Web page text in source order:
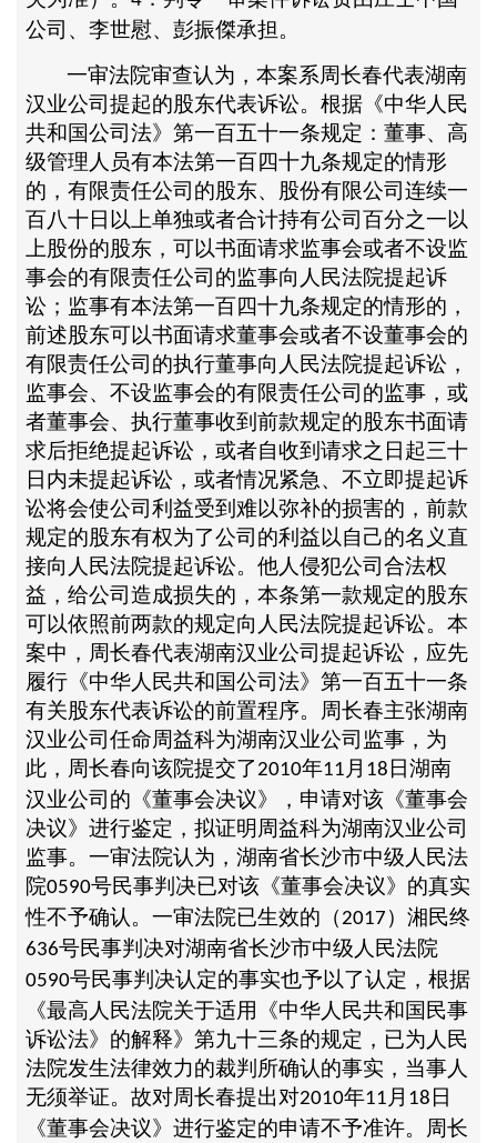
公司、李世慰、彭振傑承担。
一审法院审查认为，本案系周长春代表湖南
汉业公司提起的股东代表诉讼。根据《中华人民
共和国公司法》第一百五十一条规定：董事、高
级管理人员有本法第一百四十九条规定的情形
的，有限责任公司的股东、股份有限公司连续一
百八十日以上单独或者合计持有公司百分之一以
上股份的股东，可以书面请求监事会或者不设监
事会的有限责任公司的监事向人民法院提起诉
讼；监事有本法第一百四十九条规定的情形的，
前述股东可以书面请求董事会或者不设董事会的
有限责任公司的执行董事向人民法院提起诉讼，
监事会、不设监事会的有限责任公司的监事，或
者董事会、执行董事收到前款规定的股东书面请
求后拒绝提起诉讼，或者自收到请求之日起三十
日内未提起诉讼，或者情况紧急、不立即提起诉
讼将会使公司利益受到难以弥补的损害的，前款
规定的股东有权为了公司的利益以自己的名义直
接向人民法院提起诉讼。他人侵犯公司合法权
益，给公司造成损失的，本条第一款规定的股东
可以依照前两款的规定向人民法院提起诉讼。本
案中，周长春代表湖南汉业公司提起诉讼，应先
履行《中华人民共和国公司法》第一百五十一条
有关股东代表诉讼的前置程序。周长春主张湖南
汉业公司任命周益科为湖南汉业公司监事，为
此，周长春向该院提交了2010年11 月 18 日湖南
汉业公司的《董事会决议》，申请对该《董事会
决议》进行鉴定，拟证明周益科为湖南汉业公司
监事。一审法院认为，湖南省长沙市中级人民法
院0590号民事判决已对该《董事会决议》的真实
性不予确认。一审法院已生效的（2017 ）湘民终
636号民事判决对湖南省长沙市中级人民法院
0590号民事判决认定的事实也予以了认定，根据
《最高人民法院关于适用《中华人民共和国民事
诉讼法》的解释》第九十三条的规定，已为人民
法院发生法律效力的裁判所确认的事实，当事人
无须举证。故对周长春提出对2010年11 月 18 日
《董事会决议》进行鉴定的申请不予准许。周长